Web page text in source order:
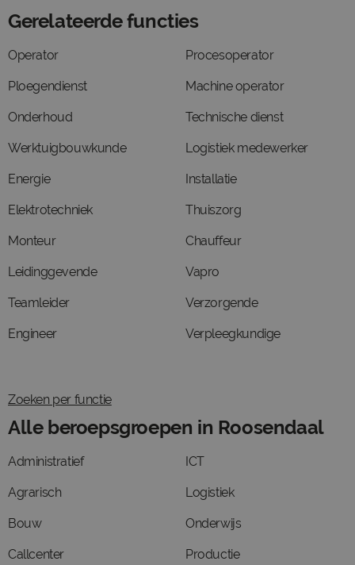
Gerelateerde functies
Operator
Ploegendienst
Onderhoud
Werktuigbouwkunde
Energie
Elektrotechniek
Monteur
Leidinggevende
Teamleider
Engineer
Procesoperator
Machine operator
Technische dienst
Logistiek medewerker
Installatie
Thuiszorg
Chauffeur
Vapro
Verzorgende
Verpleegkundige
Zoeken per functie
Alle beroepsgroepen in Roosendaal
Administratief
Agrarisch
Bouw
Callcenter
ICT
Logistiek
Onderwijs
Productie